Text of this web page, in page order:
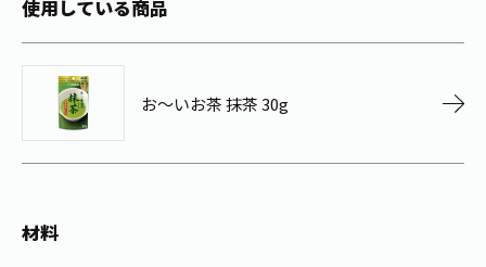
使用している商品
お～いお茶 抹茶 30g
材料